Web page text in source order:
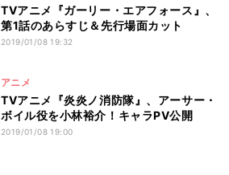
TVアニメ『ガーリー・エアフォース』、
第1話のあらすじ＆先行場面カット
2019/01/08 19:32
アニメ
TVアニメ『炎炎ノ消防隊』、アーサー・
ボイル役を小林裕介！キャラPV公開
2019/01/08 19:00